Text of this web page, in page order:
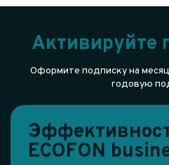
Активируйте
Оформите подписку на
годовую
ECOFON